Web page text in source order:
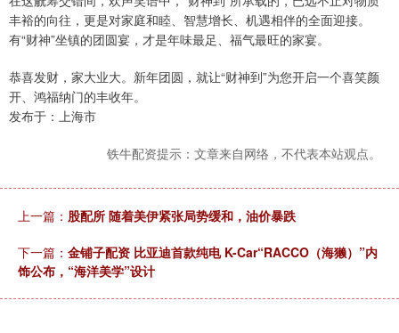
丰裕的向往，更是对家庭和睦、智慧增长、机遇相伴的全面迎接。
有“财神”坐镇的团圆宴，才是年味最足、福气最旺的家宴。
恭喜发财，家大业大。新年团圆，就让“财神到”为您开启一个喜笑颜
开、鸿福纳门的丰收年。
发布于：上海市
铁牛配资提示：文章来自网络，不代表本站观点。
上一篇： 股配所 随着美伊紧张局势缓和，油价暴跌
下一篇： 金铺子配资 比亚迪首款纯电 K-Car“RACCO（海獭）”内
饰公布，“海洋美学”设计